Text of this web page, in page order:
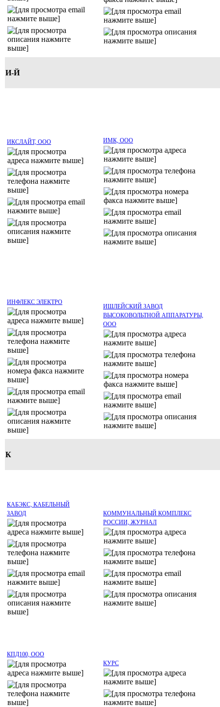
И-Й
ИКСЛАЙТ, ООО ИМК, ООО
ИНФЛЕКС ЭЛЕКТРО
ИШЛЕЙСКИЙ ЗАВОД
ВЫСОКОВОЛЬТНОЙ АППАРАТУРЫ,
ООО
К
КАБЭКС, КАБЕЛЬНЫЙ
ЗАВОД
КОММУНАЛЬНЫЙ КОМПЛЕКС
РОССИИ, ЖУРНАЛ
КПД100, ООО
КУРС